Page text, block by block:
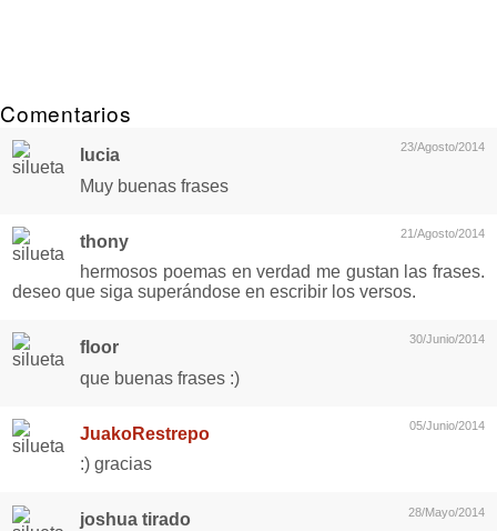
Comentarios
23/Agosto/2014
lucia
Muy buenas frases
21/Agosto/2014
thony
hermosos poemas en verdad me gustan las frases.
deseo que siga superándose en escribir los versos.
30/Junio/2014
floor
que buenas frases :)
05/Junio/2014
JuakoRestrepo
:) gracias
28/Mayo/2014
joshua tirado